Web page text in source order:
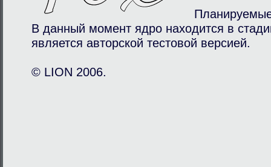
В данный момент ядро находится в
является авторcкой тестовой версией.
© LION 2006.